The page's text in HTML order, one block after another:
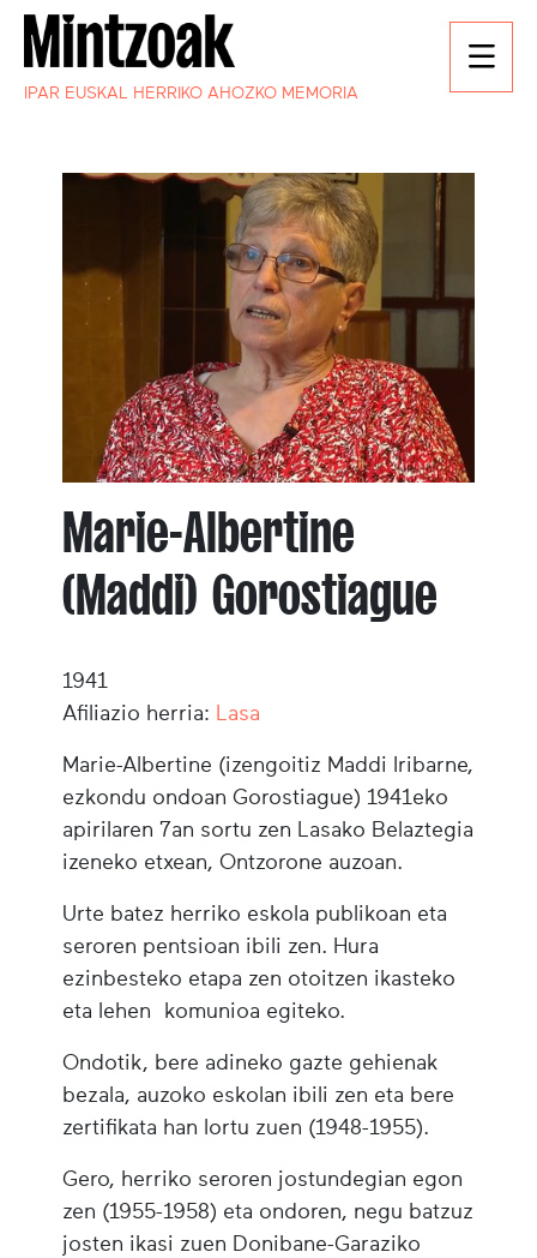
IPAR EUSKAL HERRIKO AHOZKO MEMORIA
Marie-Albertine
(Maddi) Gorostiague
1941
Afiliazio herria: Lasa
Marie-Albertine (izengoitiz Maddi Iribarne,
ezkondu ondoan Gorostiague) 1941eko
apirilaren 7an sortu zen Lasako Belaztegia
izeneko etxean, Ontzorone auzoan.
Urte batez herriko eskola publikoan eta
seroren pentsioan ibili zen. Hura
ezinbesteko etapa zen otoitzen ikasteko
eta lehen komunioa egiteko.
Ondotik, bere adineko gazte gehienak
bezala, auzoko eskolan ibili zen eta bere
zertifikata han lortu zuen (1948-1955).
Gero, herriko seroren jostundegian egon
zen (1955-1958) eta ondoren, negu batzuz
josten ikasi zuen Donibane-Garaziko